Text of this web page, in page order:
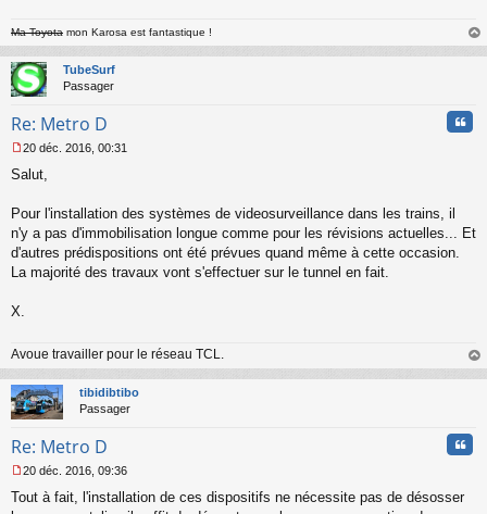
Ma Toyota mon Karosa est fantastique !
au
TubeSurf
Passager
Re: Metro D
e
s
g
e
n
20 déc. 2016, 00:31
Salut,
Pour l'installation des systèmes de videosurveillance dans les trains, il
n'y a pas d'immobilisation longue comme pour les révisions actuelles... Et
d'autres prédispositions ont été prévues quand même à cette occasion.
La majorité des travaux vont s'effectuer sur le tunnel en fait.
X.
Avoue travailler pour le réseau TCL.
au
tibidibtibo
Passager
Re: Metro D
e
20 déc. 2016, 09:36
Tout à fait, l'installation de ces dispositifs ne nécessite pas de désosser